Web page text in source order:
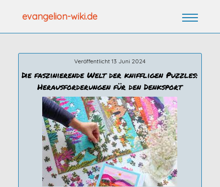
evangelion-wiki.de
Veröffentlicht 13 Juni 2024
Die faszinierende Welt der kniffligen Puzzles:
Herausforderungen für den Denksport